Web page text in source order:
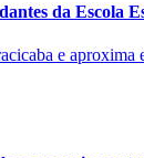
da Escola